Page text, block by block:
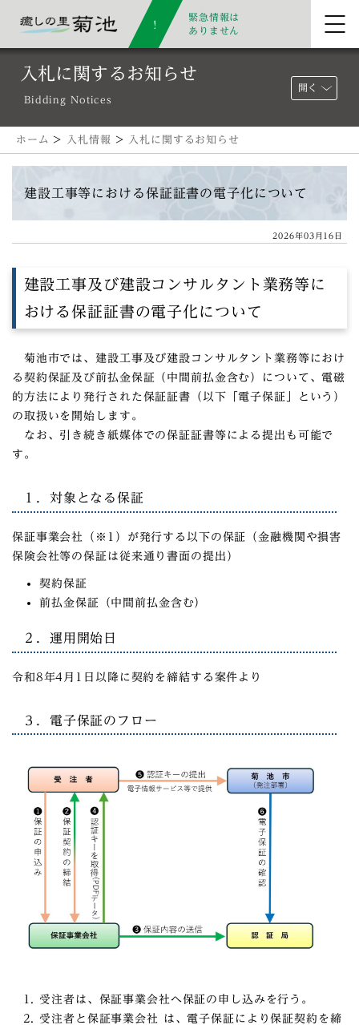
緊急情報は
ありません
入札に関するお知らせ
Bidding Notices
開く
ホーム > 入札情報 > 入札に関するお知らせ
建設工事等における保証証書の電子化について
2026年03月16日
建設工事及び建設コンサルタント業務等に
おける保証証書の電子化について
菊池市では、建設工事及び建設コンサルタント業務等におけ
る契約保証及び前払金保証（中間前払金含む）について、電磁
的方法により発行された保証証書（以下「電子保証」という）
の取扱いを開始します。
なお、引き続き紙媒体での保証証書等による提出も可能で
す。
１．対象となる保証
保証事業会社（※1）が発行する以下の保証（金融機関や損害
保険会社等の保証は従来通り書面の提出）
契約保証
前払金保証（中間前払金含む）
２．運用開始日
令和8年4月1日以降に契約を締結する案件より
３．電子保証のフロー
受注者は、保証事業会社へ保証の申し込みを行う。
受注者と保証事業会社 は、電子保証により保証契約を締